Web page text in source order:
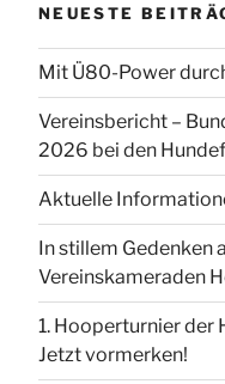
„Polly““
NEUESTE
Mit Ü80-Power
Vereinsbericht –
2026 bei den
Aktuelle
In stillem Gedenken
Vereinskameraden
1. Hooperturnier der
Jetzt vormerken!